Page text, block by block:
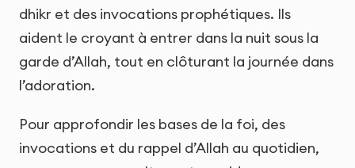
dhikr et des invocations prophétiques. Ils
aident le croyant à entrer dans la nuit sous la
garde d’Allah, tout en clôturant la journée dans
l’adoration.
Pour approfondir les bases de la foi, des
invocations et du rappel d’Allah au quotidien,